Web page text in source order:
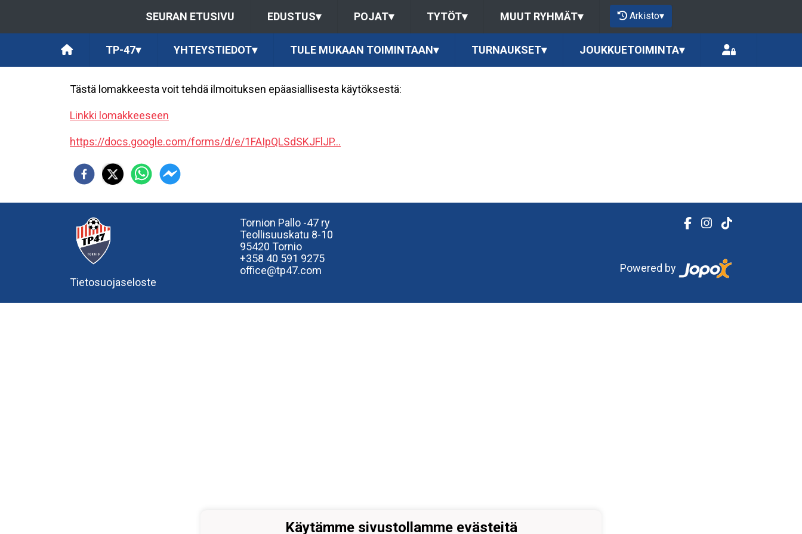
SEURAN ETUSIVU EDUSTUS▾ POJAT▾ TYTÖT▾ MUUT RYHMÄT▾ Arkisto▾
TP-47▾ YHTEYSTIEDOT▾ TULE MUKAAN TOIMINTAAN▾ TURNAUKSET▾ JOUKKUETOIMINTA▾
Tästä lomakkeesta voit tehdä ilmoituksen epäasiallisesta käytöksestä:
Linkki lomakkeeseen
https://docs.google.com/forms/d/e/1FAIpQLSdSKJFlJP...
Tietosuojaseloste
Tornion Pallo -47 ry
Teollisuuskatu 8-10
95420 Tornio
+358 40 591 9275
office@tp47.com
Powered by
Käytämme sivustollamme evästeitä